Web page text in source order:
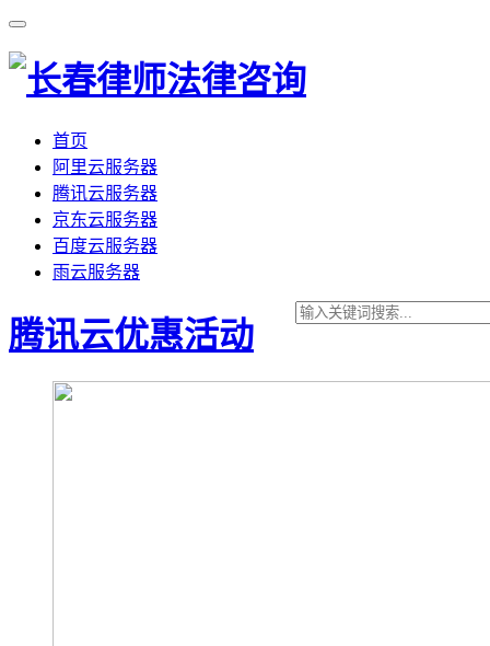
首页
阿里云服务器
腾讯云服务器
京东云服务器
百度云服务器
雨云服务器
腾讯云优惠活动